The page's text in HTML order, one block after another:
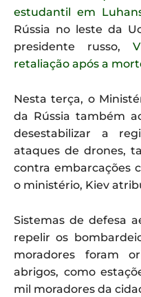
estudantil em
Rússia no leste da
presidente russo,
retaliação após a
Nesta terça, o
da Rússia também
desestabilizar a
ataques de drones,
contra embarcações
o ministério, Kiev
Sistemas de defesa
repelir os
moradores foram
abrigos, como
mil moradores da